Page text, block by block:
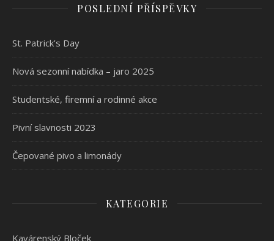
POSLEDNÍ PŘÍSPĚVKY
St. Patrick’s Day
Nová sezonní nabídka – jaro 2025
Studentské, firemní a rodinné akce
Pivní slavnosti 2023
Čepované pivo a limonády
KATEGORIE
Kavárenský Bloček